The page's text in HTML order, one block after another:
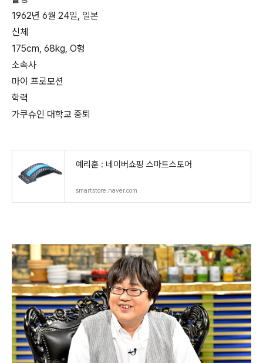
1962년 6월 24일, 일본
신체
175cm, 68kg, O형
소속사
마이 프로모션
학력
가쿠슈인 대학교 중퇴
예리훈 : 네이버쇼핑 스마트스토어
smartstore.naver.com